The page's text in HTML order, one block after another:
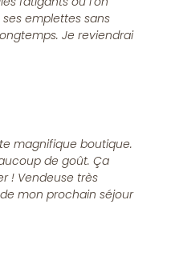
emplettes sans
Je reviendrai
magnifique boutique.
de goût. Ça
! Vendeuse très
mon prochain séjour